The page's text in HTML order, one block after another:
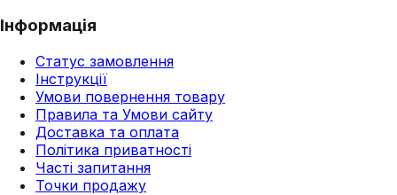
Інформація
Статус замовлення
Інструкції
Умови повернення товару
Правила та Умови сайту
Доставка та оплата
Політика приватності
Часті запитання
Точки продажу